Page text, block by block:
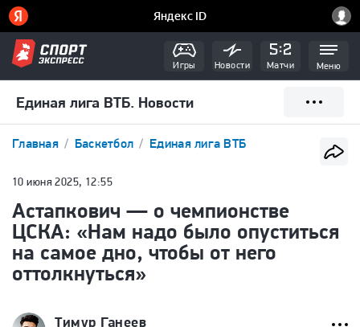
Игры Новости Матчи Меню
Единая лига ВТБ. Новости
Главная Баскетбол Единая лига ВТБ
10 июня 2025, 12:55
Астапкович — о чемпионстве
ЦСКА: «Нам надо было опуститься
на самое дно, чтобы от него
оттолкнуться»
Тимур Ганеев